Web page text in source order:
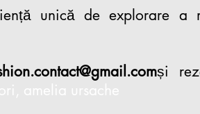
unică de explorare a
și